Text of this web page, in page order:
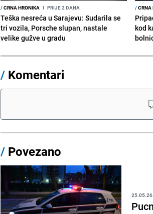
/CRNA HRONIKA I PRIJE 2 DANA
Teška nesreća u Sarajevu: Sudarila se
tri vozila, Porsche slupan, nastale
velike gužve u gradu
/CRNA
kod
/ Komentari
/ Povezano